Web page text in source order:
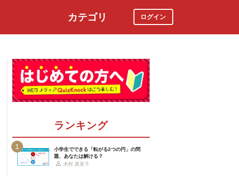
カテゴリ ログイン
ランキング
1
小学生でできる「転がる2つの円」の問
題、あなたは解ける？
木村 真実子